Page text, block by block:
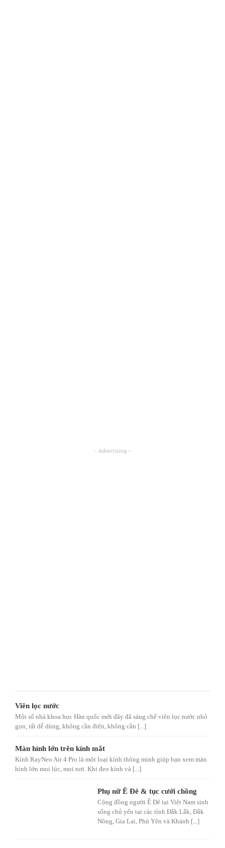
Viên lọc nước
Một số nhà khoa học Hàn quốc mới đây đã sáng chế viên lọc nước nhỏ
gọn, rất dễ dùng, không cần điện, không cần [...]
Màn hình lớn trên kính mắt
Kính RayNeo Air 4 Pro là một loại kính thông minh giúp bạn xem màn
hình lớn mọi lúc, mọi nơi. Khi đeo kính và [...]
Phụ nữ Ê Đê & tục cưới chồng
Cộng đồng người Ê Đê tại Việt Nam sinh
sống chủ yếu tại các tỉnh Đắk Lắk, Đắk
Nông, Gia Lai, Phú Yên và Khánh [...]